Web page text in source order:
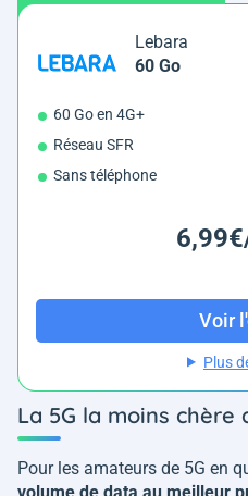
Lebara
60 Go
60 Go en 4G+
Réseau SFR
Sans téléphone
Voir
Plus
La 5G la moins chère
Pour les amateurs de 5G en
volume de data au meilleur